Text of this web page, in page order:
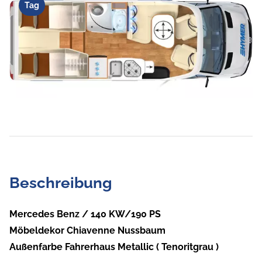
Tag
Beschreibung
Mercedes Benz / 140 KW/190 PS
Möbeldekor Chiavenne Nussbaum
Außenfarbe Fahrerhaus Metallic ( Tenoritgrau )